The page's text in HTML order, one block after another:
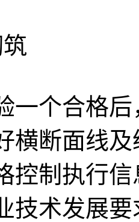
筑
一个合格
横断面线
控制执行
技术发展要